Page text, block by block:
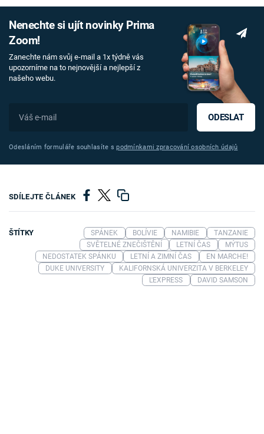
Nenechte si ujít novinky Prima
Zoom!
Zanechte nám svůj e-mail a 1x týdně vás
upozorníme na to nejnovější a nejlepší z
našeho webu.
ODESLAT
Odesláním formuláře souhlasíte spodmínkami zpracování osobních údajů
SDÍLEJTE ČLÁNEK
ŠTÍTKY SPÁNEK BOLÍVIE NAMIBIE
TANZANIE
SVĚTELNÉ ZNEČIŠTĚNÍ
LETNÍ ČAS
MÝTUS
NEDOSTATEK SPÁNKU
LETNÍ A ZIMNÍ ČAS
EN MARCHE!
DUKE UNIVERSITY
KALIFORNSKÁ UNIVERZITA V BERKELEY
L'EXPRESS
DAVID SAMSON